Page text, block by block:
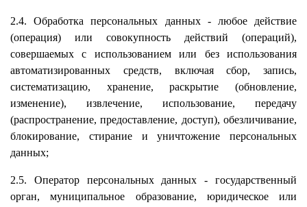
2.4. Обработка персональных данных - любое действие
(операция) или совокупность действий (операций),
совершаемых с использованием или без использования
автоматизированных средств, включая сбор, запись,
систематизацию, хранение, раскрытие (обновление,
изменение), извлечение, использование, передачу
(распространение, предоставление, доступ), обезличивание,
блокирование, стирание и уничтожение персональных
данных;
2.5. Оператор персональных данных - государственный
орган, муниципальное образование, юридическое или